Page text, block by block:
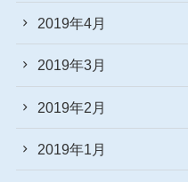
2019年4月
2019年3月
2019年2月
2019年1月